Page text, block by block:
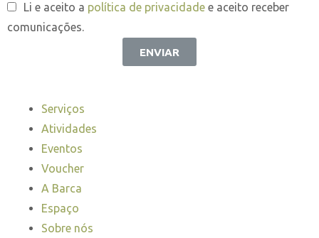
Li e aceito a política de privacidade e aceito receber
comunicações.
ENVIAR
Serviços
Atividades
Eventos
Voucher
A Barca
Espaço
Sobre nós